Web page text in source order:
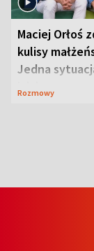
Maciej Orłoś
kulisy
Jedna
jak bumerang
Rozmowy